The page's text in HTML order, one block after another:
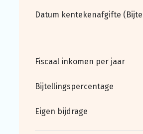
Datum kentekenafgifte
Fiscaal inkomen per jaar
Bijtellingspercentage
Eigen bijdrage